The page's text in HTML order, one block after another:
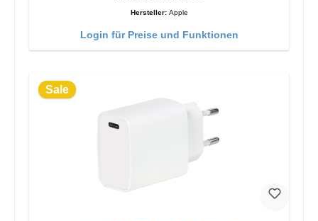
Hersteller: Apple
Login für Preise und Funktionen
Sale